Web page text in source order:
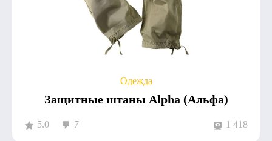
Одежда
Защитные штаны Alpha (Альфа)
5.0 7 1 418